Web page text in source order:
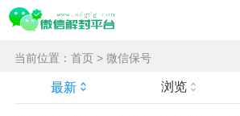
当前位置： 首页 > 微信保号
最新 浏览